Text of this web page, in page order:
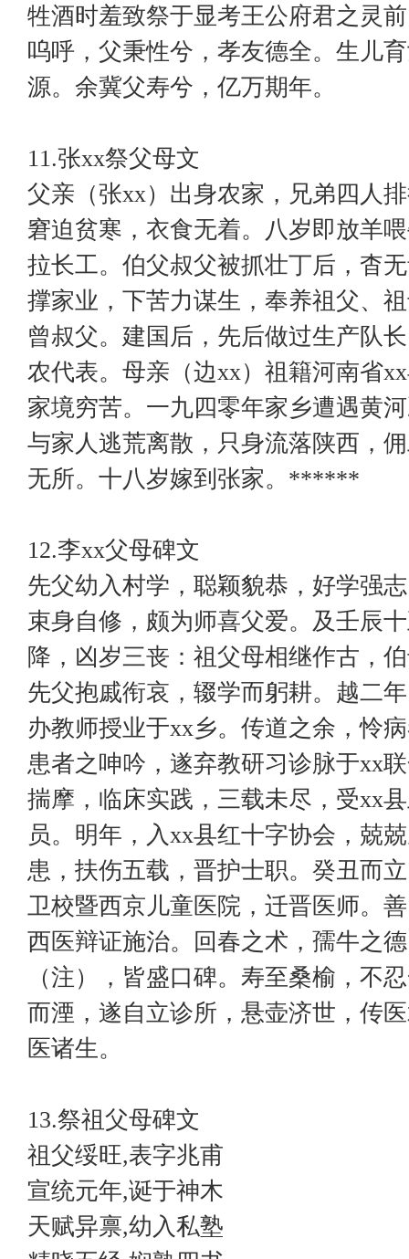
牲酒时羞致祭于显考王公府君之灵
呜呼，父秉性兮，孝友德全。生儿
源。余冀父寿兮，亿万期年。
11.张xx祭父母文
父亲（张xx）出身农家，兄弟四人
窘迫贫寒，衣食无着。八岁即放羊
拉长工。伯父叔父被抓壮丁后，杳
撑家业，下苦力谋生，奉养祖父、
曾叔父。建国后，先后做过生产队
农代表。母亲（边xx）祖籍河南省
家境穷苦。一九四零年家乡遭遇黄
与家人逃荒离散，只身流落陕西，
无所。十八岁嫁到张家。******
12.李xx父母碑文
先父幼入村学，聪颖貌恭，好学强
束身自修，颇为师喜父爱。及壬辰
降，凶岁三丧：祖父母相继作古，
先父抱戚衔哀，辍学而躬耕。越二
办教师授业于xx乡。传道之余，怜
患者之呻吟，遂弃教研习诊脉于xx
揣摩，临床实践，三载未尽，受xx
员。明年，入xx县红十字协会，兢
患，扶伤五载，晋护士职。癸丑而
卫校暨西京儿童医院，迁晋医师。
西医辩证施治。回春之术，孺牛之
（注），皆盛口碑。寿至桑榆，不
而湮，遂自立诊所，悬壶济世，传
医诸生。
13.祭祖父母碑文
祖父绥旺,表字兆甫
宣统元年,诞于神木
天赋异禀,幼入私塾